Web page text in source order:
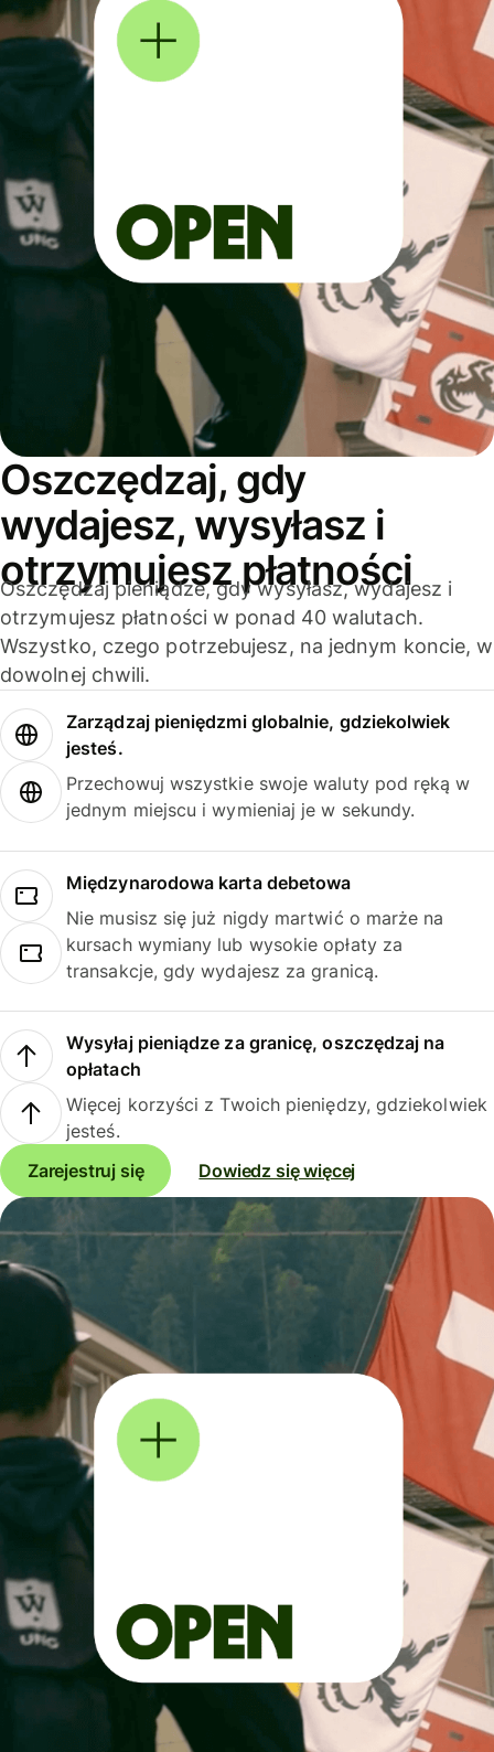
Oszczędzaj, gdy
wydajesz, wysyłasz i
otrzymujesz płatności
Oszczędzaj pieniądze, gdy wysyłasz, wydajesz i
otrzymujesz płatności w ponad 40 walutach.
Wszystko, czego potrzebujesz, na jednym koncie, w
dowolnej chwili.
Zarządzaj pieniędzmi globalnie, gdziekolwiek
jesteś.
Przechowuj wszystkie swoje waluty pod ręką w
jednym miejscu i wymieniaj je w sekundy.
Międzynarodowa karta debetowa
Nie musisz się już nigdy martwić o marże na
kursach wymiany lub wysokie opłaty za
transakcje, gdy wydajesz za granicą.
Wysyłaj pieniądze za granicę, oszczędzaj na
opłatach
Więcej korzyści z Twoich pieniędzy, gdziekolwiek
jesteś.
Zarejestruj się
Dowiedz się więcej